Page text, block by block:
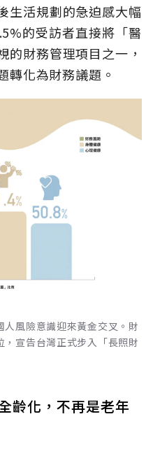
生活規劃的急迫感大幅
的受訪者直接將「醫
的財務管理項目之一，
轉化為財務議題。
風險意識迎來黃金交叉。財
宣告台灣正式步入「長照財
齡化，不再是老年